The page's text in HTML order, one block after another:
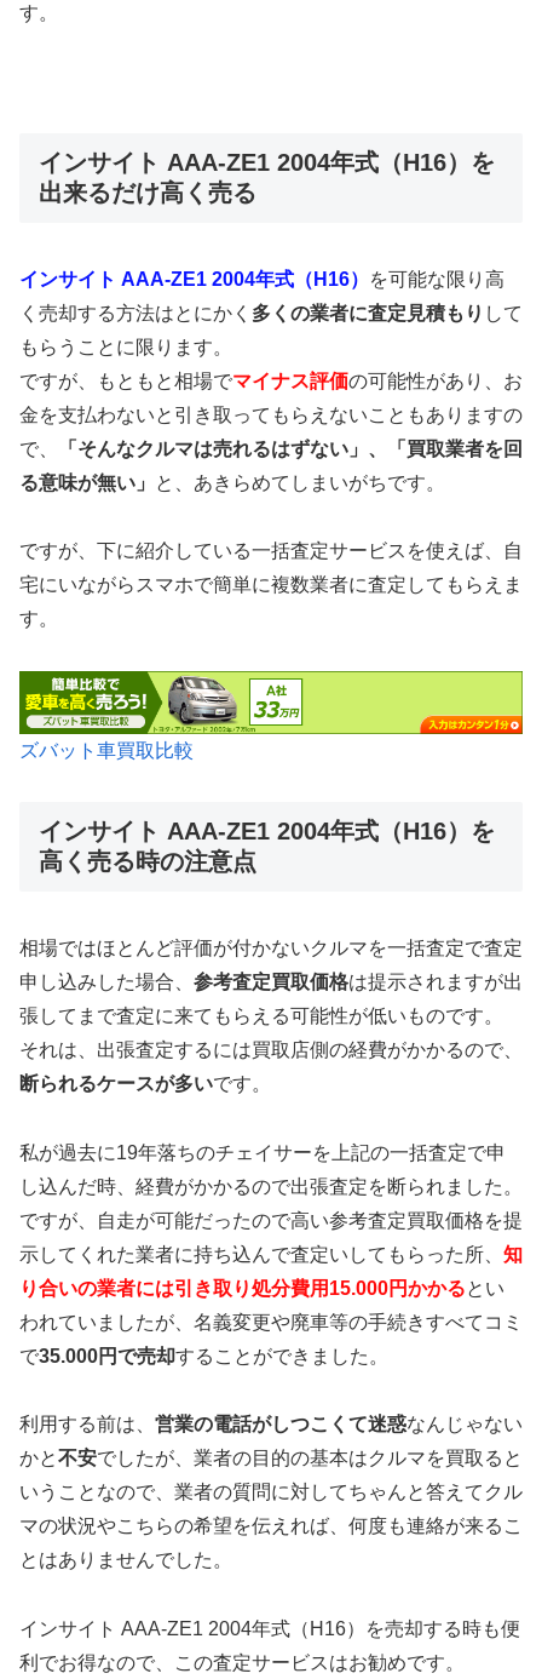
す。
インサイト AAA-ZE1 2004年式（H16）を
出来るだけ高く売る
インサイト AAA-ZE1 2004年式（H16）
を可能な限り高
く売却する方法はとにかく 多くの業者に査定見積もり して
もらうことに限ります。
ですが、もともと相場でマイナス評価の可能性があり、お
金を支払わないと引き取ってもらえないこともありますの
で、
「そんなクルマは売れるはずない」、「買取業者を回
る意味が無い」
と、あきらめてしまいがちです。
ですが、下に紹介している一括査定サービスを使えば、自
宅にいながらスマホで簡単に複数業者に査定してもらえま
す。
ズバット車買取比較
インサイト AAA-ZE1 2004年式（H16）を
高く売る時の注意点
相場ではほとんど評価が付かないクルマを一括査定で査定
申し込みした場合、 参考査定買取価格は提示されますが出
張してまで査定に来てもらえる可能性が低いものです。
それは、出張査定するには買取店側の経費がかかるので、
断られるケースが多いです。
私が過去に19年落ちのチェイサーを上記の一括査定で申
し込んだ時、経費がかかるので出張査定を断られました。
ですが、自走が可能だったので高い参考査定買取価格を提
示してくれた業者に持ち込んで査定いしてもらった所、 知
り合いの業者には引き取り処分費用15.000円かかるとい
われていましたが、名義変更や廃車等の手続きすべてコミ
で35.000円で売却することができました。
利用する前は、 営業の電話がしつこくて迷惑なんじゃない
かと不安でしたが、業者の目的の基本はクルマを買取ると
いうことなので、業者の質問に対してちゃんと答えてクル
マの状況やこちらの希望を伝えれば、何度も連絡が来るこ
とはありませんでした。
インサイト AAA-ZE1 2004年式（H16）を売却する時も便
利でお得なので、この査定サービスはお勧めです。